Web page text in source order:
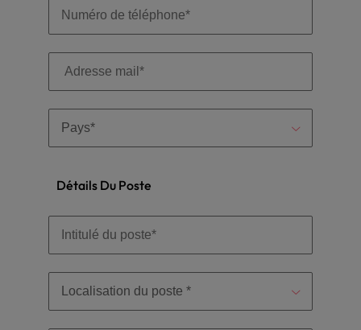
Détails Du Poste